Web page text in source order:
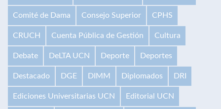
Comité de Dama Consejo Superior CPHS
CRUCH Cuenta Pública de Gestión Cultura
Debate DeLTA UCN Deporte Deportes
Destacado DGE DIMM Diplomados DRI
Ediciones Universitarias UCN Editorial UCN